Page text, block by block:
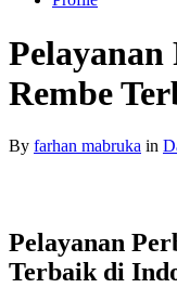
Rembe
By farhan mabruka in
Pelayanan
Terbaik di